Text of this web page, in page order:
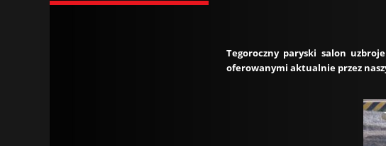
Tegoroczny paryski salon
oferowanymi aktualnie przez